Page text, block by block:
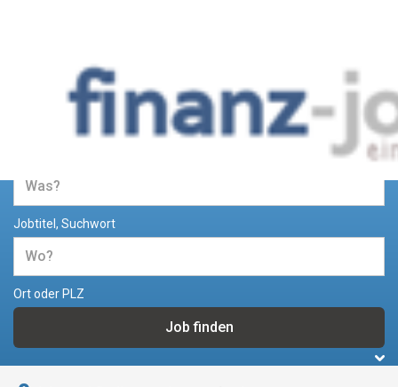
Jobs und Stellenangebote im
Bereich Finanzen
Jobtitel, Suchwort
Ort oder PLZ